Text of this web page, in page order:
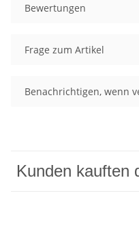
Bewertungen
Frage zum Artikel
Benachrichtigen, wenn
Kunden kauften